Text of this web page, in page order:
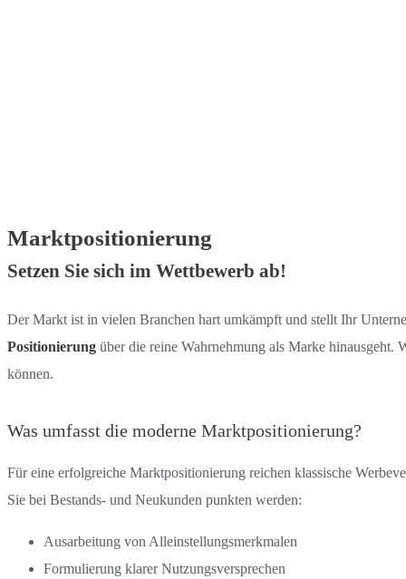
Marktpositionierung
Setzen Sie sich im Wettbewerb ab!
Der Markt ist in vielen Branchen hart umkämpft und stellt Ihr
Positionierung über die reine Wahrnehmung als Marke hinausgeht.
können.
Was umfasst die moderne Marktpositionierung?
Für eine erfolgreiche Marktpositionierung reichen klassische
Sie bei Bestands- und Neukunden punkten werden:
Ausarbeitung von Alleinstellungsmerkmalen
Formulierung klarer Nutzungsversprechen